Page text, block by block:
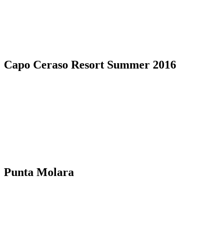
Capo Ceraso Resort Summer 2016
Punta Molara